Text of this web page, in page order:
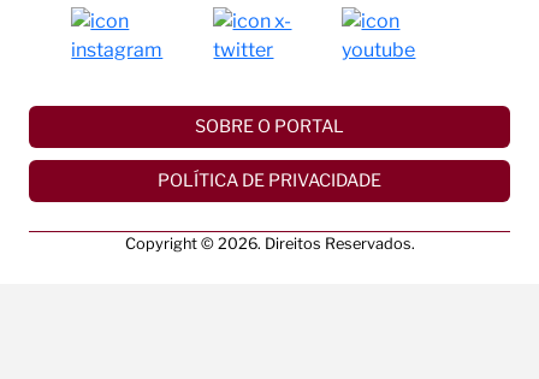
SOBRE O PORTAL
POLÍTICA DE PRIVACIDADE
Copyright © 2026. Direitos Reservados.